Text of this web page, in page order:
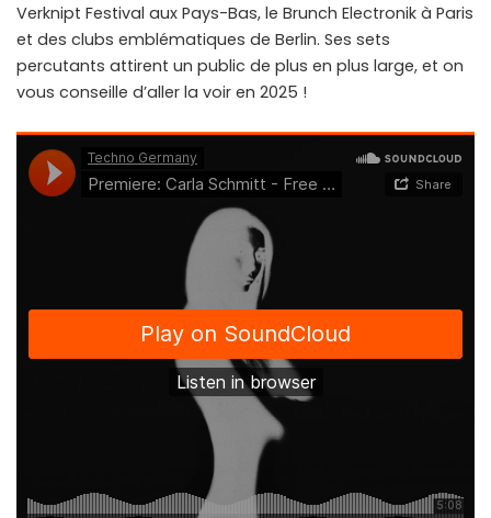
Verknipt Festival aux Pays-Bas, le Brunch Electronik à Paris
et des clubs emblématiques de Berlin. Ses sets
percutants attirent un public de plus en plus large, et on
vous conseille d’aller la voir en 2025 !